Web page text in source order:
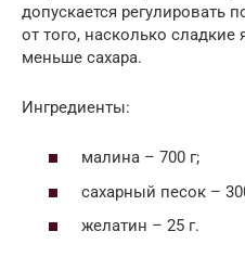
допускается регулировать
от того, насколько
меньше сахара.
Ингредиенты:
малина – 700 г;
сахарный песок –
желатин – 25 г.